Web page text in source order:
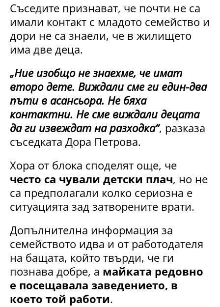
Съседите признават, че почти не са
имали контакт с младото семейство и
дори не са знаели, че в жилището
има две деца.
„Ние изобщо не знаехме, че имат
второ дете. Виждали сме ги един-два
пъти в асансьора. Не бяха
контактни. Не сме виждали децата
да ги извеждат на разходка“, разказа
съседката Дора Петрова.
Хора от блока споделят още, че
често са чували детски плач, но не
са предполагали колко сериозна е
ситуацията зад затворените врати.
Допълнителна информация за
семейството идва и от работодателя
на бащата, който твърди, че ги
познава добре, а майката редовно
е посещавала заведението, в
което той работи.